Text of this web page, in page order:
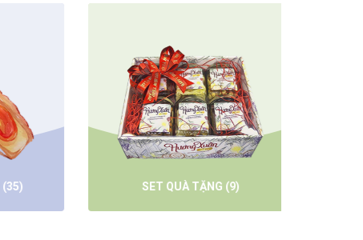
SET QUÀ TẶNG(9)